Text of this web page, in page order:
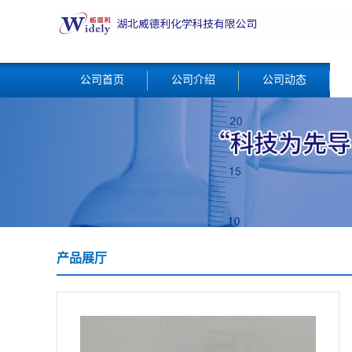
公司首页 公司介绍 公司动态
产品展厅